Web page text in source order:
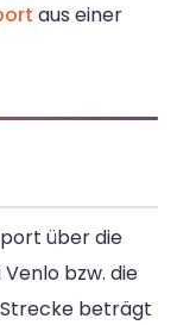
aus einer
über die
bzw. die
Strecke beträgt